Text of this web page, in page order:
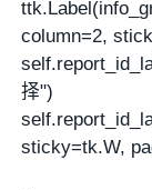
column=2,
择")
sticky=tk.W,